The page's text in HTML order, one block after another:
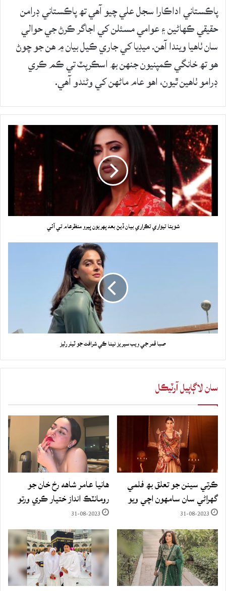
پاڪستاني اداڪارا سجل علي چيو آهي تھ پاڪستاني ڊرامن
حقيقي ڪهاڻين ۽ عوامي مسئلن کي اجاگر ڪرڻ جي حوالي
سان ٺاهيا ويندا آهن. ميڊيا کي جاري ڪيل بيان ۾ هن جو چوڻ
هو تھ خانگي ڪمپنيون جنهن بھ اسڪرپٽ تي ڪم ڪري
ڊرامو ٺاهين ٿيون، اهو عام ماڻهن کي وڻندو آهي.
شويتا تيواري تڪراري بيان ڏيڻ بعد پهريون ڀيرو منظرعام تي آئي
صبا قمر جي ويب سيريز نينا ڪي شرافت جو ٽيلر رليز
سان لاڳاپيل آرٽيڪل
ڪرتي سينن جو تعلق بھ فلمي
گهراڻي سان سامهون اچي ويو
31-08-2023
هانيا عامر شاهه رخ خان جو
رومانٽڪ انداز ختيار ڪري ورتو
31-08-2023